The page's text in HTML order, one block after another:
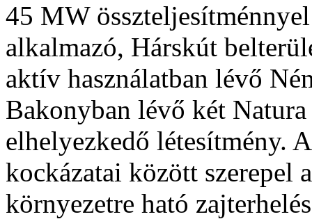
45 MW
alkalmazó, Hárskút
aktív használatban lévő
Bakonyban lévő két
elhelyezkedő létesítmény.
kockázatai között szerepel
környezetre ható